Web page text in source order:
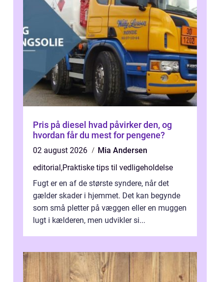
Pris på diesel hvad påvirker den, og
hvordan får du mest for pengene?
02 august 2026
Mia Andersen
editorial,Praktiske tips til vedligeholdelse
Fugt er en af de største syndere, når det
gælder skader i hjemmet. Det kan begynde
som små pletter på væggen eller en muggen
lugt i kælderen, men udvikler si...